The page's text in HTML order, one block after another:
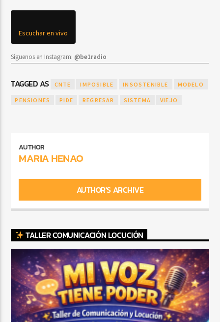
Escuchar en vivo
Síguenos en Instagram: @be1radio
TAGGED AS CNTE IMPOSIBLE INSOSTENIBLE MODELO
PENSIONES PIDE REGRESAR SISTEMA VIEJO
AUTHOR
MARIA HENAO
AUTHOR'S ARCHIVE
TALLER COMUNICACIÓN LOCUCIÓN